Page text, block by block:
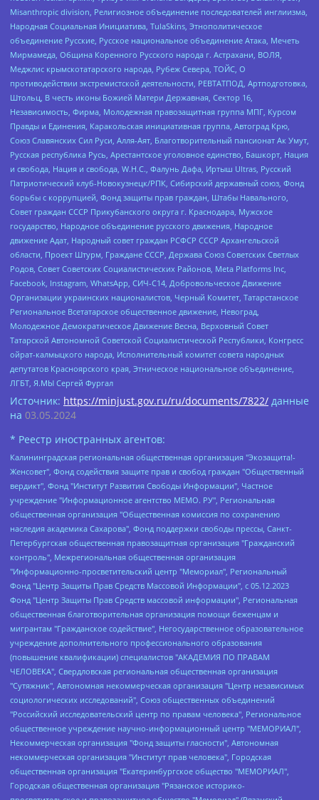
Misanthropic division, Религиозное объединение последователей инглиизма,
Народная Социальная Инициатива, TulaSkins, Этнополитическое
объединение Русские, Русское национальное объединение Атака, Мечеть
Мирмамеда, Община Коренного Русского народа г. Астрахани, ВОЛЯ,
Меджлис крымскотатарского народа, Рубеж Севера, ТОЙС, О
противодействии экстремистской деятельности, РЕВТАТПОД, Артподготовка,
Штольц, В честь иконы Божией Матери Державная, Сектор 16,
Независимость, Фирма, Молодежная правозащитная группа МПГ, Курсом
Правды и Единения, Каракольская инициативная группа, Автоград Крю,
Союз Славянских Сил Руси, Алля-Аят, Благотворительный пансионат Ак Умут,
Русская республика Русь, Арестантское уголовное единство, Башкорт, Нация
и свобода, Нация и свобода, W.H.С., Фалунь Дафа, Иртыш Ultras, Русский
Патриотический клуб-Новокузнецк/РПК, Сибирский державный союз, Фонд
борьбы с коррупцией, Фонд защиты прав граждан, Штабы Навального,
Совет граждан СССР Прикубанского округа г. Краснодара, Мужское
государство, Народное объединение русского движения, Народное
движение Адат, Народный совет граждан РСФСР СССР Архангельской
области, Проект Штурм, Граждане СССР, Держава Союз Советских Светлых
Родов, Совет Советских Социалистических Районов, Meta Platforms Inc,
Facebook, Instagram, WhatsApp, СИЧ-С14, Добровольческое Движение
Организации украинских националистов, Черный Комитет, Татарстанское
Региональное Всетатарское общественное движение, Невоград,
Молодежное Демократическое Движение Весна, Верховный Совет
Татарской Автономной Советской Социалистической Республики, Конгресс
ойрат-калмыцкого народа, Исполнительный комитет совета народных
депутатов Красноярского края, Этническое национальное объединение,
ЛГБТ, Я.МЫ Сергей Фургал
Источник: https://minjust.gov.ru/ru/documents/7822/ данные
на 03.05.2024
* Реестр иностранных агентов:
Калининградская региональная общественная организация "Экозащита!-Женсовет", Фонд содействия защите прав и свобод граждан "Общественный вердикт", Фонд "Институт Развития Свободы Информации", Частное учреждение "Информационное агентство МЕМО. РУ", Региональная общественная организация "Общественная комиссия по сохранению наследия академика Сахарова", Фонд поддержки свободы прессы, Санкт-Петербургская общественная правозащитная организация "Гражданский контроль", Межрегиональная общественная организация "Информационно-просветительский центр "Мемориал", Региональный Фонд "Центр Защиты Прав Средств Массовой Информации", с 05.12.2023 Фонд "Центр Защиты Прав Средств массовой информации", Региональная общественная благотворительная организация помощи беженцам и мигрантам "Гражданское содействие", Негосударственное образовательное учреждение дополнительного профессионального образования (повышение квалификации) специалистов "АКАДЕМИЯ ПО ПРАВАМ ЧЕЛОВЕКА", Свердловская региональная общественная организация "Сутяжник", Автономная некоммерческая организация "Центр независимых социологических исследований", Союз общественных объединений "Российский исследовательский центр по правам человека", Региональное общественное учреждение научно-информационный центр "МЕМОРИАЛ", Некоммерческая организация "Фонд защиты гласности", Автономная некоммерческая организация "Институт прав человека", Городская общественная организация "Екатеринбургское общество "МЕМОРИАЛ", Городская общественная организация "Рязанское историко-просветительское и правозащитное общество "Мемориал" (Рязанский Мемориал), Челябинский региональный орган общественной самодеятельности – женское общественное объединение "Женщины Евразии", Челябинский региональный орган общественной самодеятельности "Уральская правозащитная группа", Фонд содействия защите здоровья и социальной справедливости имени Андрея Рылькова, Автономная Некоммерческая Организация "Аналитический Центр Юрия Левады", Автономная некоммерческая организация социальной поддержки населения "Проект Апрель", Региональная общественная организация помощи женщинам и детям, находящимся в кризисной ситуации "Информационно-методический центр "Анна", Фонд содействия развитию массовых коммуникаций и правовому просвещению "Так-так-Так", Фонд содействия устойчивому развитию "Серебряная тайга", Свердловский региональный общественный фонд социальных проектов "Новое время", "Idel.Реалии", Кавказ.Реалии, Крым.Реалии, Телеканал Настоящее Время, Татаро-башкирская служба Радио Свобода (Azatliq Radiosi), Радио Свободная Европа/Радио Свобода (PCE/PC), "Сибирь.Реалии", "Фактограф", Благотворительный фонд помощи осужденным и их семьям, Автономная некоммерческая организация "Институт глобализации и социальных движений", Фонд "В защиту прав заключенных", Частное учреждение "Центр поддержки и содействия развитию средств массовой информации", Пензенский региональный общественный благотворительный фонд "Гражданский союз", "Север.Реалии", Некоммерческая организация Фонд "Правовая инициатива", Общество с ограниченной ответственностью "Радио Свободная Европа/Радио Свобода", Чешское информационное агентство "MEDIUM-ORIENT", Красноярская региональная общественная организация "Мы против СПИДа", Камалягин Денис Николаевич, Маркелов Сергей Евгеньевич, Пономарев Лев Александрович, Савицкая Людмила Алексеевна, Автономная некоммерческая организация "Центр по работе с проблемой насилия "НАСИЛИЮ.НЕТ", Межрегиональный профессиональный союз работников здравоохранения "Альянс врачей", Юридическое лицо, зарегистрированное в Латвийской Республике, SIA "Medusa Project" (регистрационный номер 40103797863, дата регистрации 10.06.2014), Некоммерческая организация "Фонд по борьбе с коррупцией", Автономная некоммерческая организация "Институт права и публичной политики", Баданин Роман Сергеевич, Гликин Максим Александрович, Железнова Мария Михайловна, Лукьянова Юлия Сергеевна, Маетная Елизавета Витальевна, Маняхин Петр Борисович, Чуракова Ольга Владимировна, Ярош Юлия Петровна, Юридическое лицо "The Insider SIA", зарегистрированное в Риге, Латвийская Республика (дата регистрации 26.06.2015), являющееся администратором доменного имени интернет-издания "The Insider SIA", https://theins.ru, Постернак Алексей Евгеньевич, Рубин Михаил Аркадьевич, Анин Роман Александрович, Юридическое лицо Istories fonds, зарегистрированное в Латвийской Республике (регистрационный номер 50008295751, дата регистрации 24.02.2020), Великовский Дмитрий Александрович, Долинина Ирина Николаевна, Мароховская Алеся Алексеевна, Шлейнов Роман Юрьевич, Шмагун Олеся Валентиновна, Общество с ограниченной ответственностью "Альтаир 2021", Общество с ограниченной ответственностью "Вега 2021", Общество с ограниченной ответственностью "Главный редактор 2021", Общество с ограниченной ответственностью "Ромашки монолит", Важенков Артем Валерьевич, Ивановская областная общественная организация "Центр гендерных исследований", Гурман Юрий Альбертович, Медиапроект "ОВД-Инфо", Егоров Владимир Владимирович, Жилинский Владимир Александрович, Общество с ограниченной ответственностью "ЗП", Иванова София Юрьевна, Карезина Инна Павловна, Кильтау Екатерина Викторовна, Петров Алексей Викторович, Пискунов Сергей Евгеньевич, Смирнов Сергей Сергеевич, Тихонов Михаил Сергеевич, Общество с ограниченной ответственностью "ЖУРНАЛИСТ-ИНОСТРАННЫЙ АГЕНТ", Арапова Галина Юрьевна, Вольтская Татьяна Анатольевна, Американская компания "Mason G.E.S. Anonymous Foundation" (США), являющаяся владельцем интернет-издания https://mnews.world/, Компания "Stichting Bellingcat", зарегистрированная в Нидерландах (дата регистрации 11.07.2018), Захаров Андрей Вячеславович, Клепиковская Екатерина Дмитриевна, Общество с ограниченной ответственностью "МЕМО", Перл Роман Александрович, Симонов Евгений Алексеевич, Соловьева Елена Анатольевна, Сотников Даниил Владимирович, Сурначева Елизавета Дмитриевна, Автономная некоммерческая организация по защите прав человека и информированию населения "Якутия – Наше Мнение", Общество с ограниченной ответственностью "Москоу диджитал медиа", с 26.01.2023 Общество с ограниченной ответственностью "Чайка Белые сады", Ветошкина Валерия Валерьевна, Заговора Максим Александрович, Межрегиональное общественное движение "Российская ЛГБТ - сеть", Оленичев Максим Владимирович, Павлов Иван Юрьевич, Скворцова Елена Сергеевна, Общество с ограниченной ответственностью "Как бы инагент", Кочетков Игорь Викторович, Общество с ограниченной ответственностью "Честные выборы", Еланчик Олег Александрович, Общество с ограниченной ответственностью "Нобелевский призыв", Гималова Регина Эмилевна, Григорьев Андрей Валерьевич, Григорьева Алина Александровна, Ассоциация по содействию защите прав призывников, альтернативнослужащих и военнослужащих "Правозащитная группа "Гражданин.Армия.Право", Хисамова Регина Фаритовна, Автономная некоммерческая организация по реализации социально-правовых программ "Лилит", Дальневосточное общественное движение "Маяк", Санкт-Петербургская ЛГБТ-инициативная группа "Выход", Инициативная группа ЛГБТ+ "Реверс", Алексеев Андрей Викторович, Бекбулатова Таисия Львовна, Беляев Иван Михайлович, Владыкина Елена Сергеевна, Гельман Марат Александрович, Никульшина Вероника Юрьевна, Толоконникова Надежда Андреевна, Шендерович Виктор Анатольевич, Общество с ограниченной ответственностью "Данное сообщение", Общество с ограниченной ответственностью Издательский дом "Новая глава", Айнбиндер Александра Александровна, Московский комьюнити-центр для ЛГБТ+инициатив, Благотворительный фонд развития филантропии, Deutsche Welle (Германия, Kurt-Schumacher-Strasse 3, 53113 Bonn), Борзунова Мария Михайловна, Воробьев Виктор Викторович, Голубева Анна Львовна, Константинова Алла Михайловна, Малкова Ирина Владимировна, Мурадов Мурад Абдулгалимович, Осетинская Елизавета Николаевна, Понасенков Евгений Николаевич, Ганапольский Матвей Юрьевич, Киселев Евгений Алексеевич, Борухович Ирина Григорьевна, Дремин Иван Тимофеевич, Дубровский Дмитрий Викторович, Красноярская региональная общественная организация поддержки и развития альтернативных образовательных технологий и межкультурных коммуникаций "ИНТЕРРА", Маяковская Екатерина Алексеевна, Фейгин Марк Захарович, Филимонов Андрей Викторович, Дзугкоева Регина Николаевна, Доброхотов Роман Александрович, Дудь Юрий Александрович, Елкин Сергей Владимирович, Кругликов Кирилл Игоревич, Сабунаева Мария Леонидовна, Семенов Алексей Владимирович, Шаинян Карен Багратович, Шульман Екатерина Михайловна, Асафьев Артур Валерьевич, Вахштайн Виктор Семенович, Венедиктов Алексей Алексеевич, Лушникова Екатерина Евгеньевна, Волков Леонид Михайлович, Невзоров Александр Глебович, Пархоменко Сергей Борисович, Сироткин Ярослав Николаевич, Кара-Мурза Владимир Владимирович, Баранова Наталья Владимировна, Гозман Леонид Яковлевич, Кагарлицкий Борис Юльевич, Климарев Михаил Валерьевич, Милов Владимир Станиславович, Автономная некоммерческая организация Краснодарский центр современного искусства "Типография", Моргенштерн Алишер Тагирович, Соболь Любовь Эдуардовна, Общество с ограниченной ответственностью "ЛИЗА НОРМ", Каспаров Гарри Кимович, Ходорковский Михаил Борисович, Общество с ограниченной ответственностью "Апрельские тезисы", Данилович Ирина Брониславовна, Кашин Олег Владимирович, Петров Николай Владимирович, Пивоваров Алексей Владимирович, Соколов Михаил Владимирович, Цветкова Юлия Владимировна, Чичваркин Евгений Александрович, Комитет против пыток/Команда против пыток, Общество с ограниченной ответственностью "Первый научный", Общество с ограниченной ответственностью "Вертолет и ко", Белоцерковская Вероника Борисовна, Кац Максим Евгеньевич, Лазарева Татьяна Юрьевна, Шаведдинов Руслан Табризович, Яшин Илья Валерьевич, Общество с ограниченной ответственностью "Иноагент ААВ", Алешковский Дмитрий Петрович, Альбац Евгения Марковна, Быков Дмитрий Львович, Галямина Юлия Евгеньевна, Лойко Сергей Леонидович, Мартынов Кирилл Константинович, Медведев Сергей Александрович, Крашенинников Федор Геннадиевич, Гордеева Катерина Вл